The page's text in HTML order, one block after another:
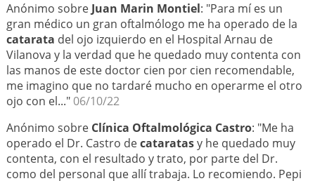
Anónimo sobreJuan Marin Montiel: "Para mí es un
gran médico un gran oftalmólogo me ha operado de la
catarata del ojo izquierdo en el Hospital Arnau de
Vilanova y la verdad que he quedado muy contenta con
las manos de este doctor cien por cien recomendable,
me imagino que no tardaré mucho en operarme el otro
ojo con el..." 06/10/22
Anónimo sobre Clínica Oftalmológica Castro: "Me ha
operado el Dr. Castro decataratasy he quedado muy
contenta, con el resultado y trato, por parte del Dr.
como del personal que allí trabaja. Lo recomiendo. Pepi